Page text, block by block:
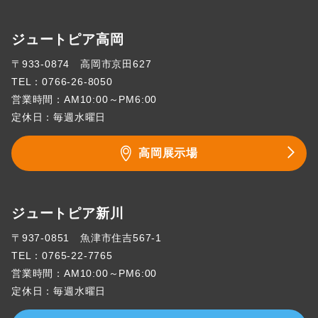
ジュートピア高岡
〒933-0874 高岡市京田627
TEL：0766-26-8050
営業時間：AM10:00～PM6:00
定休日：毎週水曜日
高岡展示場
ジュートピア新川
〒937-0851 魚津市住吉567-1
TEL：0765-22-7765
営業時間：AM10:00～PM6:00
定休日：毎週水曜日